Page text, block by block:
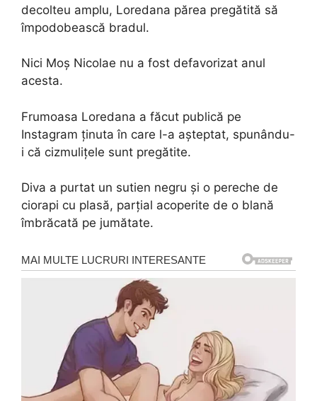
decolteu amplu, Loredana părea pregătită să
împodobească bradul.
Nici Moș Nicolae nu a fost defavorizat anul
acesta.
Frumoasa Loredana a făcut publică pe
Instagram ținuta în care l-a așteptat, spunându-
i că cizmulițele sunt pregătite.
Diva a purtat un sutien negru și o pereche de
ciorapi cu plasă, parțial acoperite de o blană
îmbrăcată pe jumătate.